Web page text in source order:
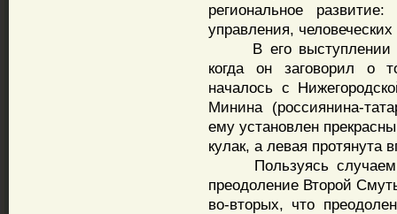
региональное
управления,
В его выступлении
когда он заговорил о
началось с
Минина (россиянина-
ему установлен
кулак, а левая
Пользуясь случаем,
преодоление Второй
во-вторых, что